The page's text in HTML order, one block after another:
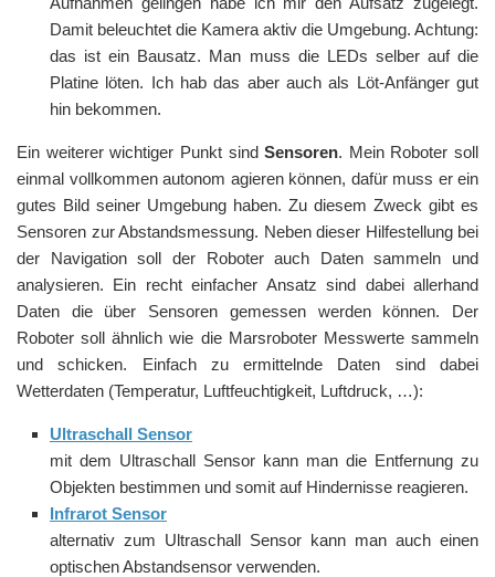
Damit beleuchtet die Kamera aktiv die Umgebung. Achtung:
das ist ein Bausatz. Man muss die LEDs selber auf die
Platine löten. Ich hab das aber auch als Löt-Anfänger gut
hin bekommen.
Ein weiterer wichtiger Punkt sindSensoren. Mein Roboter soll
einmal vollkommen autonom agieren können, dafür muss er ein
gutes Bild seiner Umgebung haben. Zu diesem Zweck gibt es
Sensoren zur Abstandsmessung. Neben dieser Hilfestellung bei
der Navigation soll der Roboter auch Daten sammeln und
analysieren. Ein recht einfacher Ansatz sind dabei allerhand
Daten die über Sensoren gemessen werden können. Der
Roboter soll ähnlich wie die Marsroboter Messwerte sammeln
und schicken. Einfach zu ermittelnde Daten sind dabei
Wetterdaten (Temperatur, Luftfeuchtigkeit, Luftdruck, …):
Ultraschall Sensor
mit dem Ultraschall Sensor kann man die Entfernung zu
Objekten bestimmen und somit auf Hindernisse reagieren.
Infrarot Sensor
alternativ zum Ultraschall Sensor kann man auch einen
optischen Abstandsensor verwenden.